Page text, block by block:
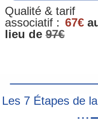
Qualité & tarif
associatif : 67€
lieu de 97€
Les 7 Étapes de